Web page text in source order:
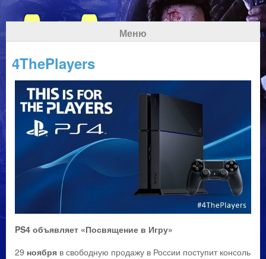
Меню
4ThePlayers
PS4 объявляет «Посвящение в Игру»
29 ноября в свободную продажу в России поступит консоль